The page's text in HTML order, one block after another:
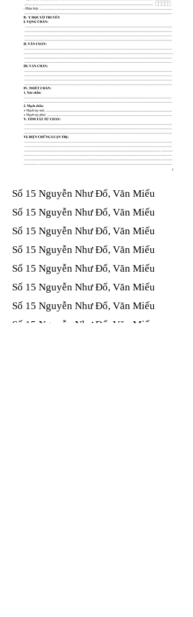
Số 15 Nguyễn Như Đổ, Văn Miếu​​​​
Số 15 Nguyễn Như Đổ, Văn Miếu​​​​
Số 15 Nguyễn Như Đổ, Văn Miếu​​​​
Số 15 Nguyễn Như Đổ, Văn Miếu​​​​
Số 15 Nguyễn Như Đổ, Văn Miếu​​​​
Số 15 Nguyễn Như Đổ, Văn Miếu​​​​
Số 15 Nguyễn Như Đổ, Văn Miếu​​​​
Số 15 Nguyễn Như Đổ, Văn Miếu​​​​